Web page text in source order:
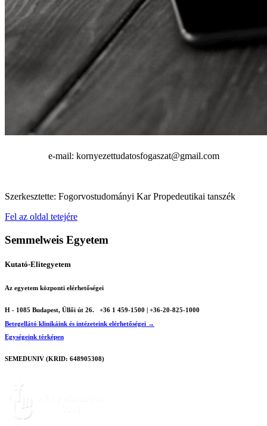
e-mail: kornyezettudatosfogaszat@gmail.com
Szerkesztette: Fogorvostudományi Kar Propedeutikai tanszék
Fel az oldal tetejére
Semmelweis Egyetem
Kutató-Elitegyetem
Az egyetem központi elérhetőségei
H - 1085 Budapest, Üllői út 26.
+36 1 459-1500 | +36-20-825-1000
Betegellátó klinikáink és intézeteink elérhetőségei →
Egységeink térképen
SEMEDUNIV (KRID: 648905308)